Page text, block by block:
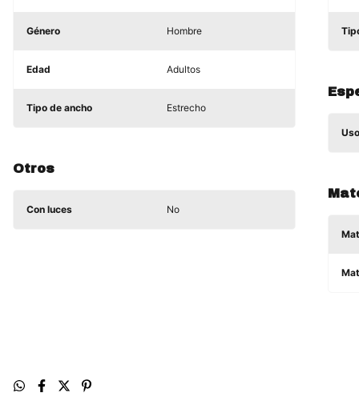
Género Hombre
Edad Adultos
Tipo de ancho Estrecho
Otros
Con luces No